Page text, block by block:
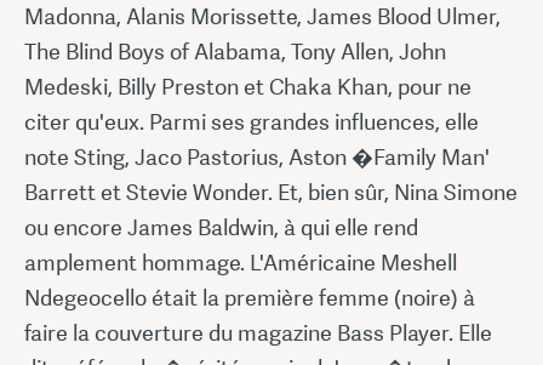
Madonna, Alanis Morissette, James Blood Ulmer,
The Blind Boys of Alabama, Tony Allen, John
Medeski, Billy Preston et Chaka Khan, pour ne
citer qu'eux. Parmi ses grandes influences, elle
note Sting, Jaco Pastorius, Aston �Family Man'
Barrett et Stevie Wonder. Et, bien sûr, Nina Simone
ou encore James Baldwin, à qui elle rend
amplement hommage. L'Américaine Meshell
Ndegeocello était la première femme (noire) à
faire la couverture du magazine Bass Player. Elle